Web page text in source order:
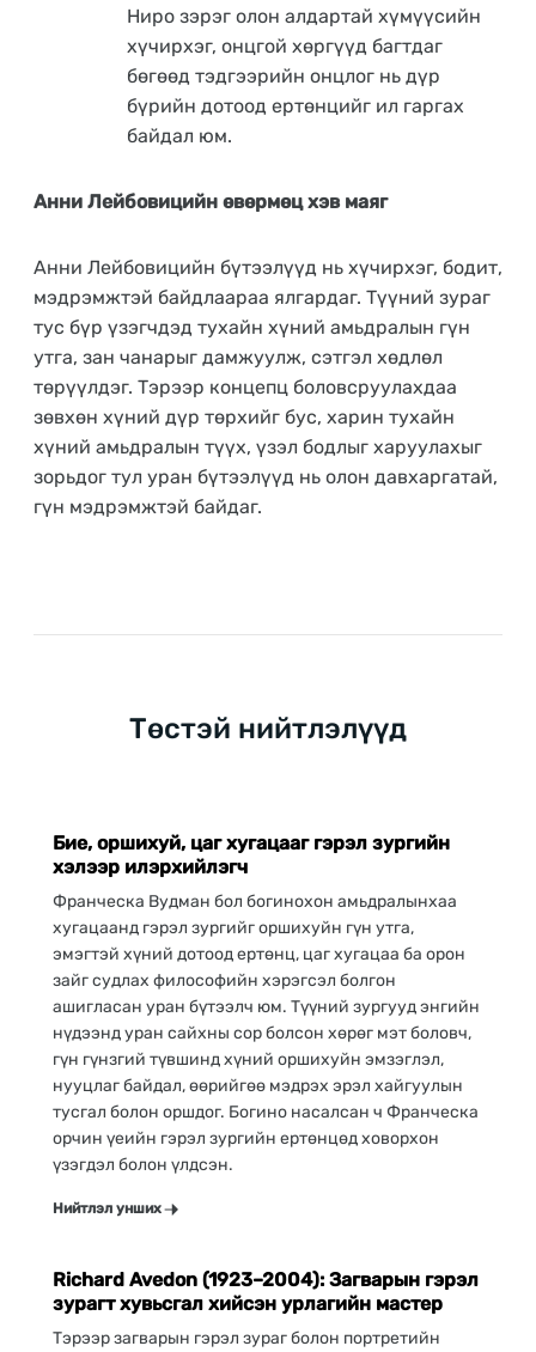
Ниро зэрэг олон алдартай хүмүүсийн
хүчирхэг, онцгой хөргүүд багтдаг
бөгөөд тэдгээрийн онцлог нь дүр
бүрийн дотоод ертөнцийг ил гаргах
байдал юм.
Анни Лейбовицийн өвөрмөц хэв маяг
Анни Лейбовицийн бүтээлүүд нь хүчирхэг, бодит,
мэдрэмжтэй байдлаараа ялгардаг. Түүний зураг
тус бүр үзэгчдэд тухайн хүний амьдралын гүн
утга, зан чанарыг дамжуулж, сэтгэл хөдлөл
төрүүлдэг. Тэрээр концепц боловсруулахдаа
зөвхөн хүний дүр төрхийг бус, харин тухайн
хүний амьдралын түүх, үзэл бодлыг харуулахыг
зорьдог тул уран бүтээлүүд нь олон давхаргатай,
гүн мэдрэмжтэй байдаг.
Төстэй нийтлэлүүд
Бие, оршихуй, цаг хугацааг гэрэл зургийн
хэлээр илэрхийлэгч
Франческа Вудман бол богинохон амьдралынхаа
хугацаанд гэрэл зургийг оршихуйн гүн утга,
эмэгтэй хүний дотоод ертөнц, цаг хугацаа ба орон
зайг судлах философийн хэрэгсэл болгон
ашигласан уран бүтээлч юм. Түүний зургууд энгийн
нүдээнд уран сайхны сор болсон хөрөг мэт боловч,
гүн гүнзгий түвшинд хүний оршихуйн эмзэглэл,
нууцлаг байдал, өөрийгөө мэдрэх эрэл хайгуулын
тусгал болон оршдог. Богино насалсан ч Франческа
орчин үеийн гэрэл зургийн ертөнцөд ховорхон
үзэгдэл болон үлдсэн.
Нийтлэл унших
Гэрэл зураг
Richard Avedon (1923–2004): Загварын гэрэл
зурагт хувьсгал хийсэн урлагийн мастер
Тэрээр загварын гэрэл зураг болон портретийн